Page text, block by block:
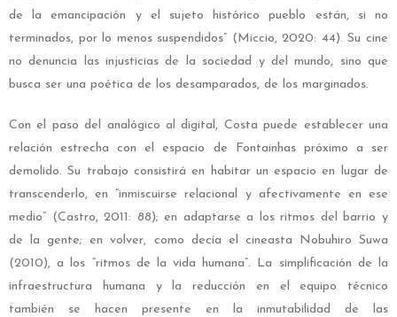
de la emancipación y el sujeto histórico pueblo están, si no
terminados, por lo menos suspendidos” (Miccio, 2020: 44). Su cine
no denuncia las injusticias de la sociedad y del mundo, sino que
busca ser una poética de los desamparados, de los marginados.
Con el paso del analógico al digital, Costa puede establecer una
relación estrecha con el espacio de Fontainhas próximo a ser
demolido. Su trabajo consistirá en habitar un espacio en lugar de
transcenderlo, en “inmiscuirse relacional y afectivamente en ese
medio” (Castro, 2011: 88); en adaptarse a los ritmos del barrio y
de la gente; en volver, como decía el cineasta Nobuhiro Suwa
(2010), a los “ritmos de la vida humana”. La simplificación de la
infraestructura humana y la reducción en el equipo técnico
también se hacen presente en la inmutabilidad de las